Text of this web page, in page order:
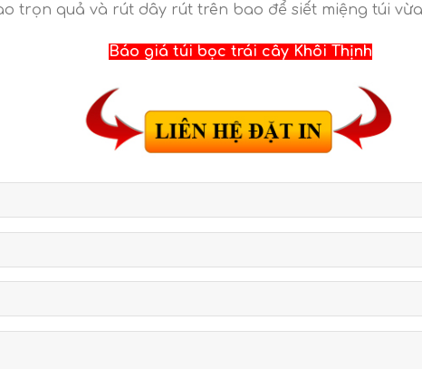
trọn quả và rút dây rút trên bao để siết miệng túi
Báo giá túi bọc trái cây Khôi Thịnh